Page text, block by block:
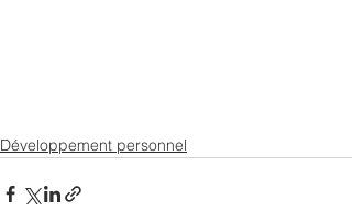
Développement personnel